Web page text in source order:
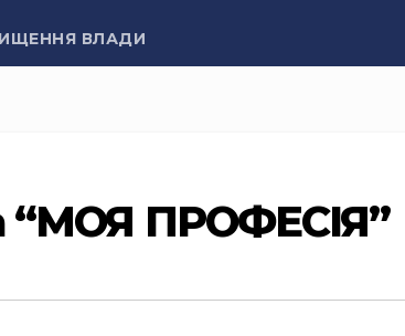
ВЛАДИ
“МОЯ ПРОФЕСІЯ”